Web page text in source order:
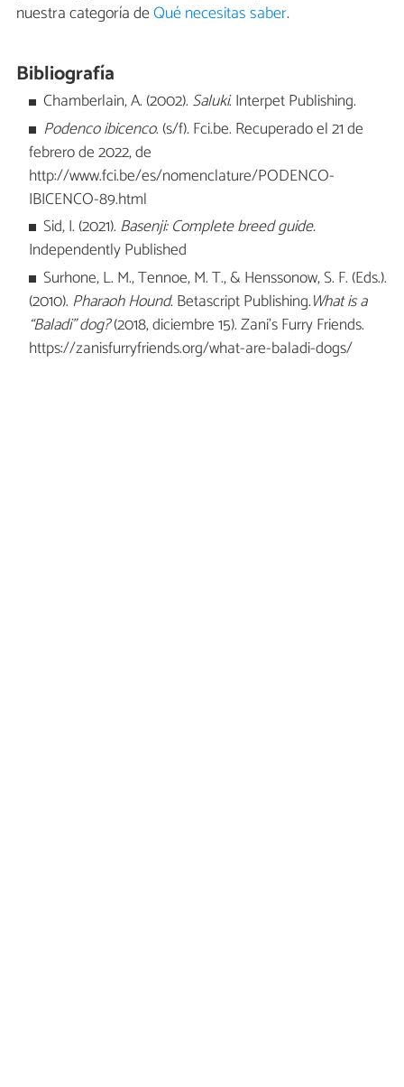
nuestra categoría deQué necesitas saber.
Bibliografía
Chamberlain, A. (2002). Saluki. Interpet Publishing.
Podenco ibicenco. (s/f). Fci.be. Recuperado el 21 de
febrero de 2022, de
http://www.fci.be/es/nomenclature/PODENCO-
IBICENCO-89.html
Sid, I. (2021). Basenji: Complete breed guide.
Independently Published
Surhone, L. M., Tennoe, M. T., & Henssonow, S. F. (Eds.).
(2010). Pharaoh Hound. Betascript Publishing.What is a
“Baladi” dog?(2018, diciembre 15). Zani’s Furry Friends.
https://zanisfurryfriends.org/what-are-baladi-dogs/